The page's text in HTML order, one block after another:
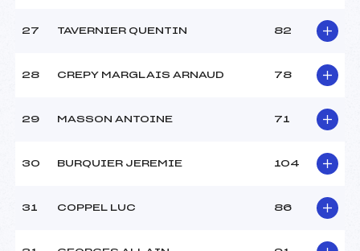
27 TAVERNIER QUENTIN 82
28 CREPY MARGLAIS ARNAUD 78
29 MASSON ANTOINE 71
30 BURQUIER JEREMIE 104
31 COPPEL LUC 86